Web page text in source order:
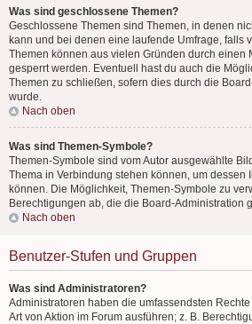
Was sind geschlossene Themen?
Geschlossene Themen sind Themen, in denen
kann und bei denen eine laufende Umfrage, falls
Themen können aus vielen Gründen durch einen
gesperrt werden. Eventuell hast du auch die
Themen zu schließen, sofern dies durch die
wurde.
Nach oben
Was sind Themen-Symbole?
Themen-Symbole sind vom Autor ausgewählte
Thema in Verbindung stehen können, um dessen
können. Die Möglichkeit, Themen-Symbole zu
Berechtigungen ab, die die Board-Administration
Nach oben
Benutzer-Stufen und Gruppen
Was sind Administratoren?
Administratoren haben die umfassendsten
Art von Aktion im Forum ausführen; z. B.